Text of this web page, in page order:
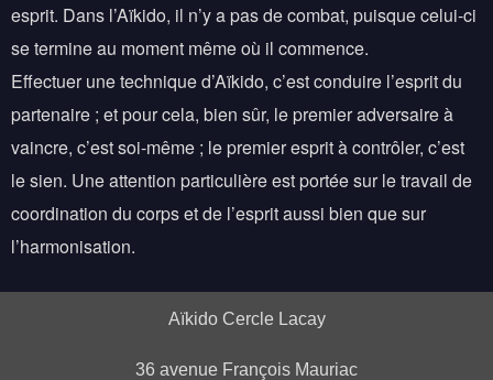
esprit. Dans l’Aïkido, il n’y a pas de combat, puisque celui-ci
se termine au moment même où il commence.
Effectuer une technique d’Aïkido, c’est conduire l’esprit du
partenaire ; et pour cela, bien sûr, le premier adversaire à
vaincre, c’est soi-même ; le premier esprit à contrôler, c’est
le sien. Une attention particulière est portée sur le travail de
coordination du corps et de l’esprit aussi bien que sur
l’harmonisation.
Aïkido Cercle Lacay
36 avenue François Mauriac